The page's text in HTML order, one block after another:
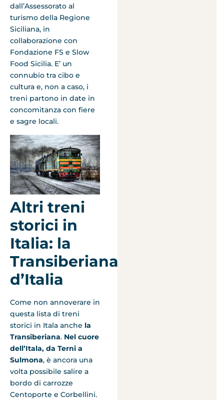
dall’Assessorato al
turismo della Regione
Siciliana, in
collaborazione con
Fondazione FS e Slow
Food Sicilia. E’ un
connubio tra cibo e
cultura e, non a caso, i
treni partono in date in
concomitanza con fiere
e sagre locali.
Altri treni
storici in
Italia: la
Transiberiana
d’Italia
Come non annoverare in
questa lista di treni
storici in Itala anche la
Transiberiana. Nel cuore
dell’Itala, da Terni a
Sulmona, è ancora una
volta possibile salire a
bordo di carrozze
Centoporte e Corbellini.